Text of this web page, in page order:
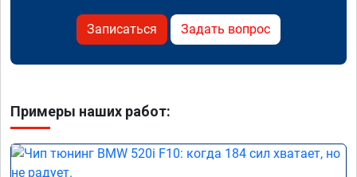
Записаться Задать вопрос
Примеры наших работ: